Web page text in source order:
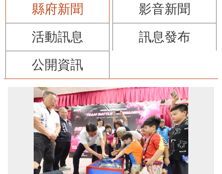
縣府新聞
影音新聞
活動訊息
訊息發布
公開資訊